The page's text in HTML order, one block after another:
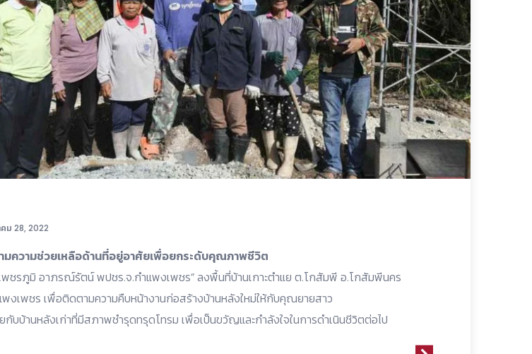
ม 28, 2022
มความช่วยเหลือด้านที่อยู่อาศัยเพื่อยกระดับคุณภาพชีวิต
พชรภูมิ อาภรณ์รัตน์ พปชร.จ.กำแพงเพชร” ลงพื้นที่บ้านเกาะตำแย ต.โกสัมพี อ.โกสัมพีนคร
พงเพชร เพื่อติดตามความคืบหน้างานก่อสร้างบ้านหลังใหม่ให้กับคุณยายสาว
กับบ้านหลังเก่าที่มีสภาพชำรุดทรุดโทรม เพื่อเป็นขวัญและกำลังใจในการดำเนินชีวิตต่อไป